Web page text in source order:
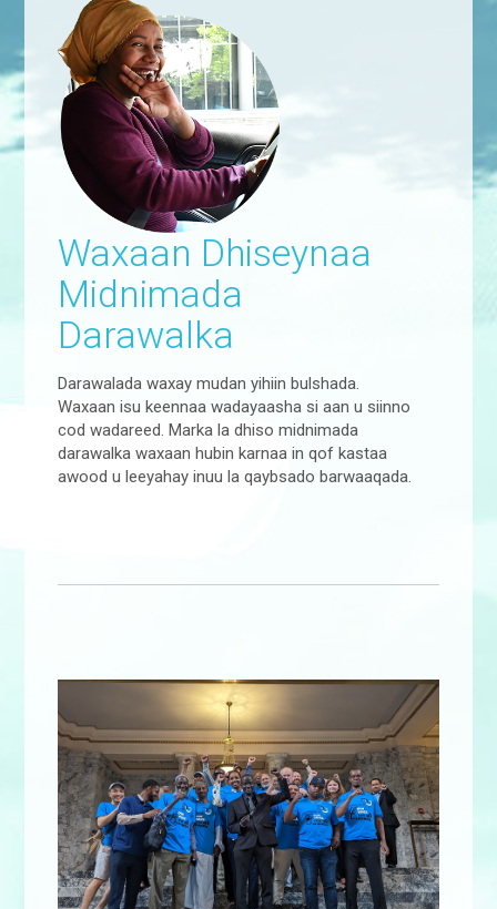
Waxaan Dhiseynaa
Midnimada
Darawalka
Darawalada waxay mudan yihiin bulshada.
Waxaan isu keennaa wadayaasha si aan u siinno
cod wadareed. Marka la dhiso midnimada
darawalka waxaan hubin karnaa in qof kastaa
awood u leeyahay inuu la qaybsado barwaaqada.